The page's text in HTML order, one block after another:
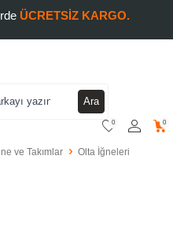
ÜCRETSİZ KARGO.
Ara
0 0
ve Takımlar
Olta İğneleri